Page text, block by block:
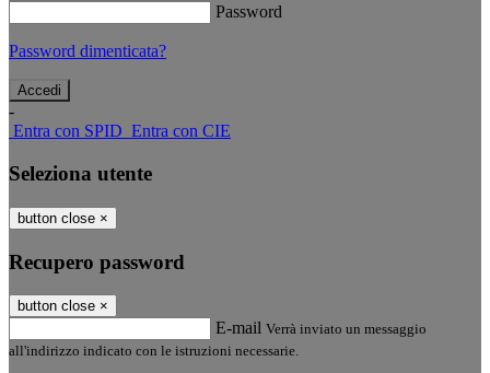
Password
Password dimenticata?
-
Entra con SPID Entra con CIE
Seleziona utente
button close ×
Recupero password
button close ×
E-mail Verrà inviato un messaggio
all'indirizzo indicato con le istruzioni necessarie.